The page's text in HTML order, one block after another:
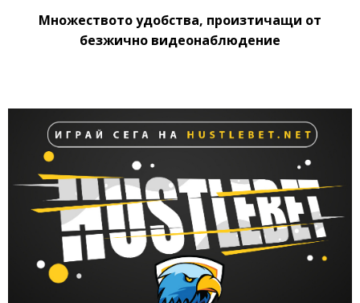
Множеството удобства, произтичащи от
безжично видеонаблюдение